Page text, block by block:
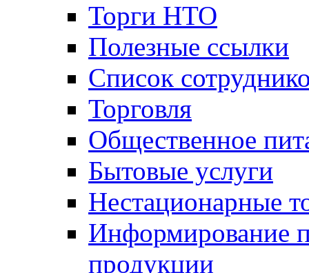
Торги НТО
Полезные ссылки
Список
Торговля
Общественное
Бытовые услуги
Нестационарные
Информирование
продукции